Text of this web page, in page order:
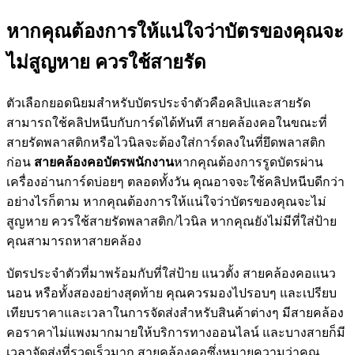
หากคุณต้องการให้แน่ใจว่าบัตรของคุณจะ
ไม่สูญหาย ควรใช้สายรัด
ตัวเลือกยอดนิยมสำหรับบัตรประจำตัวคือคลิปและสายรัด
สามารถใช้คลิปหนีบกับการ์ดได้ทันที สายคล้องคอในขณะที่
สายรัดพลาสติกหรือไวนิลจะต้องใส่การ์ดลงในที่ยึดพลาสติก
ก่อน สายคล้องคอบัตรพนักงานหากคุณต้องการรูดบัตรผ่าน
เครื่องอ่านการ์ดบ่อยๆ ตลอดทั้งวัน คุณอาจจะใช้คลิปหนีบดีกว่า
อย่างไรก็ตาม หากคุณต้องการให้แน่ใจว่าบัตรของคุณจะไม่
สูญหาย ควรใช้สายรัดพลาสติก/ไวนิล หากคุณยังไม่มีที่ใส่ป้าย
คุณสามารถหาสายคล้อง
บัตรประจำตัวที่มาพร้อมกับที่ใส่ป้าย แนวตั้ง สายคล้องคอแนว
นอน หรือทั้งสองอย่างสุดท้าย คุณควรมองไปรอบๆ และเปรียบ
เทียบราคาและเวลาในการจัดส่งสำหรับสินค้าต่างๆ มีสายคล้อง
คอราคาไม่แพงมากมายให้บริการทางออนไลน์ และบางสายก็มี
เวลาจัดส่งที่รวดเร็วมาก สายคล้องคอซึ่งหมายความว่าคุณ